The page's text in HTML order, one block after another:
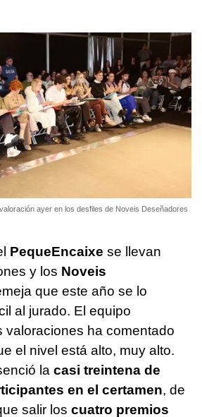
ayer en los desfiles de Noveis Deseñadores
PequeEncaixe se llevan
y los Noveis
que este año se lo
al jurado. El equipo
valoraciones ha comentado
el nivel está alto, muy alto.
la casi treintena de
en el certamen, de
salir los cuatro premios